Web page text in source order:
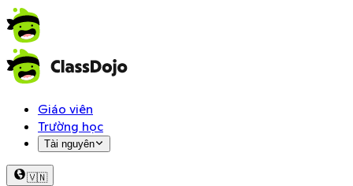
Giáo viên
Trường học
Tài nguyên
🇻🇳